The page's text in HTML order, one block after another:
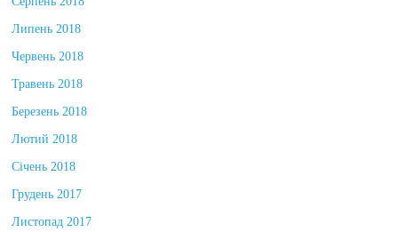
Серпень 2018
Липень 2018
Червень 2018
Травень 2018
Березень 2018
Лютий 2018
Січень 2018
Грудень 2017
Листопад 2017